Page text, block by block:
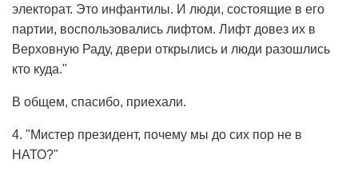
электорат. Это инфантилы. И люди, состоящие в его
партии, воспользовались лифтом. Лифт довез их в
Верховную Раду, двери открылись и люди разошлись
кто куда."
В общем, спасибо, приехали.
4. "Мистер президент, почему мы до сих пор не в
НАТО?"